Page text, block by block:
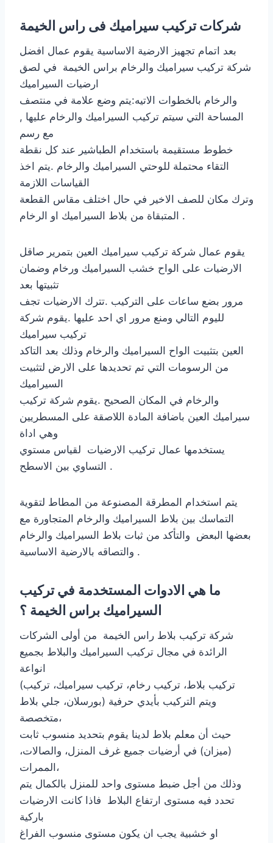
شركات تركيب سيراميك فى راس الخيمة
بعد اتمام تجهيز الارضية الاساسية يقوم عمال افضل
شركة تركيب سيراميك والرخام براس الخيمة في لصق
ارضيات السيراميك
والرخام بالخطوات الاتيه:يتم وضع علامة في منتصف
المساحة التي سيتم تركيب السيراميك والرخام عليها ,
مع رسم
خطوط مستقيمة باستخدام الطباشير عند كل نقطة
التقاء محتملة للوحتي السيراميك والرخام .يتم اخذ
القياسات اللازمة
وترك مكان للصف الاخير في حال اختلف مقاس القطعة
المتبقاة من بلاط السيراميك او الرخام .
يقوم عمال شركة تركيب سيراميك العين بتمرير صاقل
الارضيات على الواح خشب السيراميك ورخام وضمان
تثبيتها بعد
مرور بضع ساعات على التركيب .تترك الارضيات تجف
لليوم التالي ومنع مرور اي احد عليها .يقوم شركة
تركيب سيراميك
العين بتثبيت الواح السيراميك والرخام وذلك بعد التاكد
من الرسومات التي تم تحديدها على الارض لتثبيت
السيراميك
والرخام في المكان الصحيح .يقوم شركة تركيب
سيراميك العين باضافة المادة اللاصقة على المسطريين
وهي اداة
يستخدمها عمال تركيب الارضيات لقياس مستوي
التساوي بين الاسطح .
يتم استخدام المطرقة المصنوعة من المطاط لتقوية
التماسك بين بلاط السيراميك والرخام المتجاورة مع
بعضها البعض والتأكد من ثبات بلاط السيراميك والرخام
والتصاقه بالارضية الاساسية .
ما هي الادوات المستخدمة في تركيب
السيراميك براس الخيمة ؟
شركة تركيب بلاط راس الخيمة من أولى الشركات
الرائدة في مجال تركيب السيراميك والبلاط بجميع
انواعة
(تركيب بلاط، تركيب رخام، تركيب سيراميك، تركيب
بورسلان، جلي بلاط) ويتم التركيب بأيدي حرفية
متخصصة،
حيث أن معلم بلاط لدينا يقوم بتحديد منسوب ثابت
(ميزان) في أرضيات جميع غرف المنزل، والصالات،
الممرات،
وذلك من أجل ضبط مستوى واحد للمنزل بالكمال يتم
تحدد فيه مستوى ارتفاع البلاط فاذا كانت الارضيات
باركية
او خشبية يجب ان يكون مستوى منسوب الفراغ